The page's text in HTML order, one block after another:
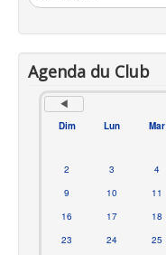
Agenda du Club
Dim Lun Mar
2
3 4
9
10 11
16
17 18
23
24 25